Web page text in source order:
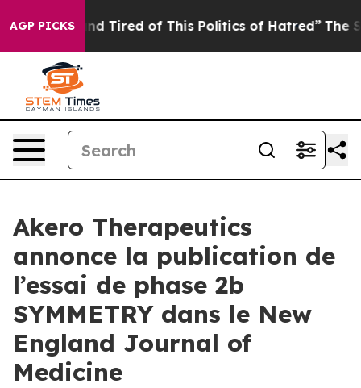
AGP PICKS
and Tired of This Politics of Hatred” The Story
Akero Therapeutics
annonce la publication de
l’essai de phase 2b
SYMMETRY dans le New
England Journal of
Medicine